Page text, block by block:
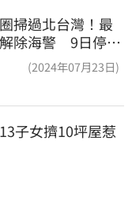
掃過北台灣！最
除海警 9日停班
(2024年07月23日)
子女擠10坪屋惹